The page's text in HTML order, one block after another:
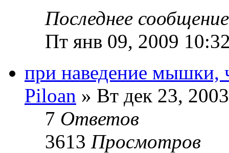
Последнее
Пт янв 09, 2009
при наведение мышки,
Piloan » Вт дек 23,
7 Ответов
3613 Просмотров